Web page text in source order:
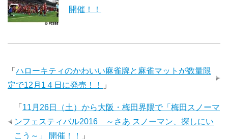
開催！！
「 ハローキティのかわいい麻雀牌と麻雀マットが数量限
定で12月1４日に発売！！
」
「 11月26日（土）から大阪・梅田界隈で「梅田スノーマ
ンフェスティバル2016 ～さあ スノーマン、探しにい
こう～」 開催！！
」